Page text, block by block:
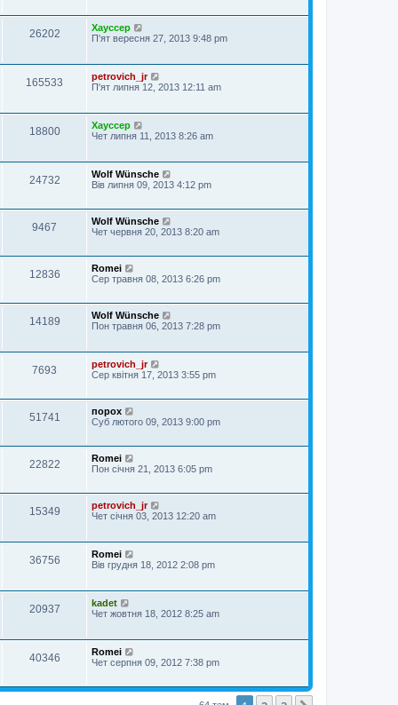
26202
Хауссер
П'ят вересня 27, 2013 9:48 pm
165533
petrovich_jr
П'ят липня 12, 2013 12:11 am
18800
Хауссер
Чет липня 11, 2013 8:26 am
24732
Wolf Wünsche
Вів липня 09, 2013 4:12 pm
9467
Wolf Wünsche
Чет червня 20, 2013 8:20 am
12836
Romei
Сер травня 08, 2013 6:26 pm
14189
Wolf Wünsche
Пон травня 06, 2013 7:28 pm
7693
petrovich_jr
Сер квітня 17, 2013 3:55 pm
51741
порох
Суб лютого 09, 2013 9:00 pm
22822
Romei
Пон січня 21, 2013 6:05 pm
15349
petrovich_jr
Чет січня 03, 2013 12:20 am
36756
Romei
Вів грудня 18, 2012 2:08 pm
20937
kadet
Чет жовтня 18, 2012 8:25 am
40346
Romei
Чет серпня 09, 2012 7:38 pm